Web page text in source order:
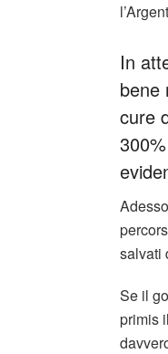
In
bene
cure
salvati
Se il
primis